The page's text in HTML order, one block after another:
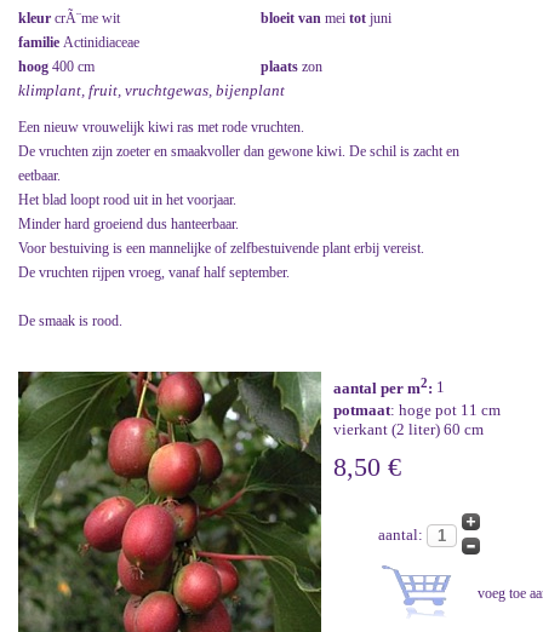
kleur crÃ¨me wit bloeit van mei tot juni
familie Actinidiaceae
hoog 400 cm plaats zon
klimplant, fruit, vruchtgewas, bijenplant
Een nieuw vrouwelijk kiwi ras met rode vruchten.
De vruchten zijn zoeter en smaakvoller dan gewone kiwi. De schil is zacht en
eetbaar.
Het blad loopt rood uit in het voorjaar.
Minder hard groeiend dus hanteerbaar.
Voor bestuiving is een mannelijke of zelfbestuivende plant erbij vereist.
De vruchten rijpen vroeg, vanaf half september.
De smaak is rood.
aantal per m2: 1
potmaat: hoge pot 11 cm
vierkant (2 liter) 60 cm
8,50 €
aantal: